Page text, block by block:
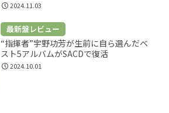
2024.11.03
最新盤レビュー
“指揮者”宇野功芳が生前に自ら選んだベ
スト5アルバムがSACDで復活
2024.10.01